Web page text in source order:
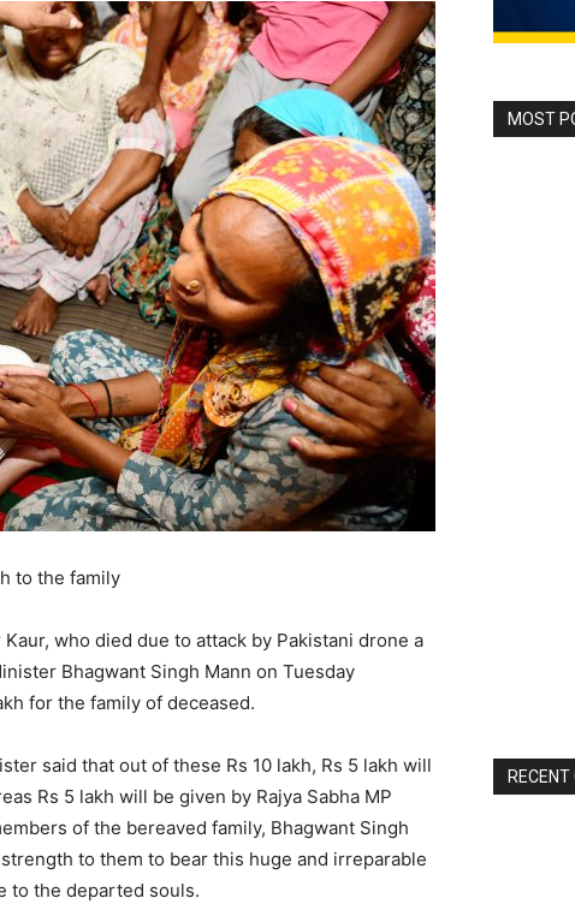
to the family
who died due to attack by Pakistani drone a
Bhagwant Singh Mann on Tuesday
for the family of deceased.
said that out of these Rs 10 lakh, Rs 5 lakh will
Rs 5 lakh will be given by Rajya Sabha MP
of the bereaved family, Bhagwant Singh
to them to bear this huge and irreparable
to the departed souls.
MOST